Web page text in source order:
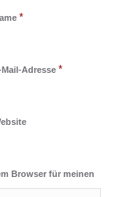
*
Mail-Adresse *
Browser für meinen